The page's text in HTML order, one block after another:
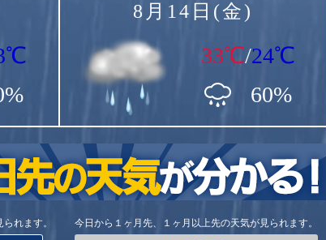
8月14日(金)
33℃/24℃
60%
れます。 今日から１ヶ月先、１ヶ月以上先の天気が見られます。